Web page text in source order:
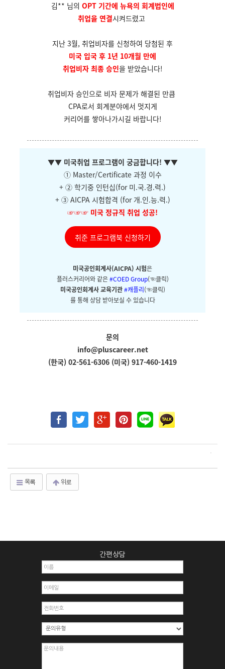
김** 님의 OPT 기간에 뉴욕의 회계법인에
취업을 연결시켜드렸고
지난 3월, 취업비자를 신청하여 당첨된 후
미국 입국 후 1년 10개월 만에
취업비자 최종 승인을 받았습니다!
취업비자 승인으로 비자 문제가 해결된 만큼
CPA로서 회계분야에서 멋지게
커리어를 쌓아나가시길 바랍니다!
▼▼ 미국취업 프로그램이 궁금합니다! ▼▼
① Master/Certificate 과정 이수
+ ② 학기중 인턴십(for 미.국.경.력.)
+ ③ AICPA 시험합격 (for 개.인.능.력.)
☞☞☞ 미국 정규직 취업 성공!
취준 프로그램북 신청하기
미국공인회계사(AICPA) 시험은
플러스커리어와 같은#COED Group(☜클릭)
미국공인회계사 교육기관#캐플리(☜클릭)
를 통해 상담 받아보실 수 있습니다
문의
info@pluscareer.net
(한국) 02-561-6306 (미국) 917-460-1419
목록 위로
간편상담